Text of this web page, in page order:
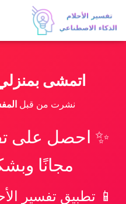
اتمشى
نشرت من قبل
✨ احصل على
مجانًا